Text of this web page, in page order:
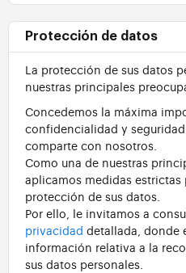
Protección de datos
La protección de sus datos
nuestras principales
Concedemos la máxima
confidencialidad y
comparte con nosotros.
Como una de nuestras
aplicamos medidas estrictas
protección de sus datos.
Por ello, le invitamos a
privacidad detallada, donde
información relativa a la
sus datos personales.